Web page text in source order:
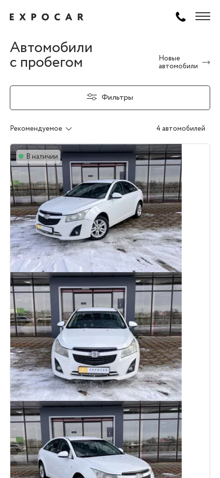
Автомобили
с пробегом
Новые
автомобили
Фильтры
Рекомендуемое 4 автомобилей
В наличии